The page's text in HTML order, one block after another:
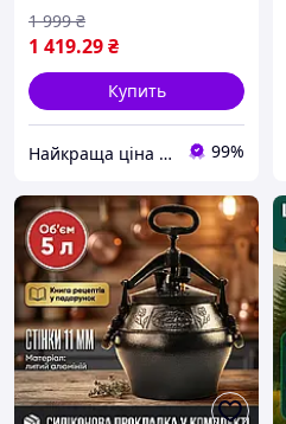
1 419.29₴
1 999 ₴
Купить
Найкраща ціна ❤️ 99%